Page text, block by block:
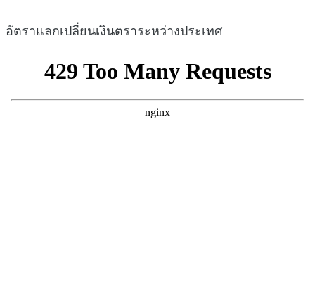
อัตราแลกเปลี่ยนเงินตราระหว่างประเทศ